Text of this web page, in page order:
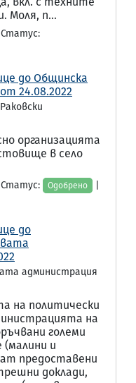
Моля, п...
Статус:
до Общинска
24.08.2022
организацията
в село
Статус: Одобрено
до
администрация
на политически
на
големи
(малини и
предоставени
доклади,